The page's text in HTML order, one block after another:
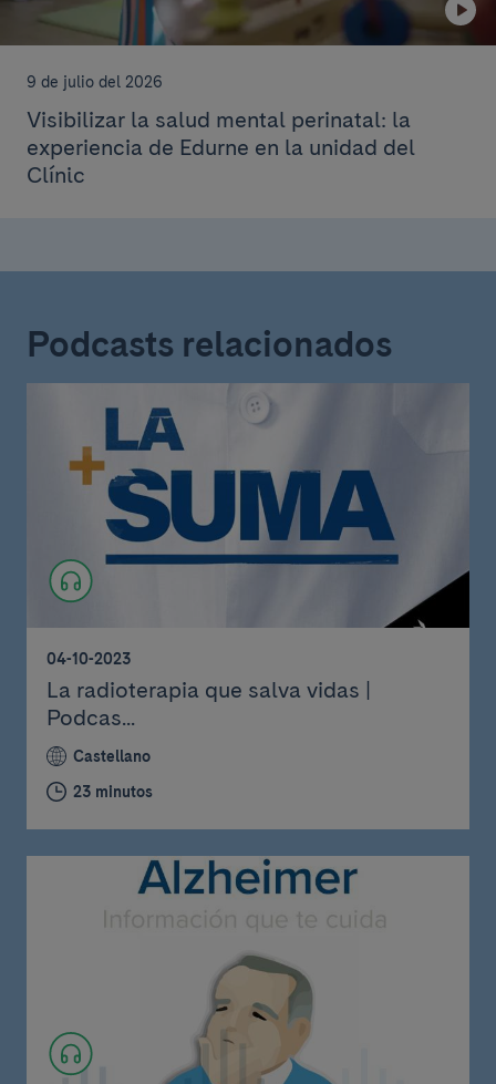
9 de julio del 2026
Visibilizar la salud mental perinatal: la
experiencia de Edurne en la unidad del
Clínic
Podcasts relacionados
04-10-2023
La radioterapia que salva vidas |
Podcas...
Castellano
23 minutos